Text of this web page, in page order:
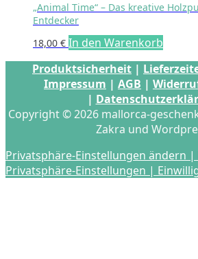
„Animal Time“ – Das kreative
Entdecker
18,00 € In den Warenkorb
Produktsicherheit |
Impressum | AGB |
|
Copyright © 2026 mallorca-
Zakra und
Privatsphäre-Einstellungen ändern |
Privatsphäre-Einstellungen |